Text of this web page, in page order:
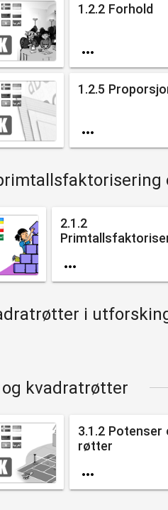
1.2.2 Forhold

1.2.5

2.1.2

i
kvadratrøtter
3.1.2 Potenser
røtter
